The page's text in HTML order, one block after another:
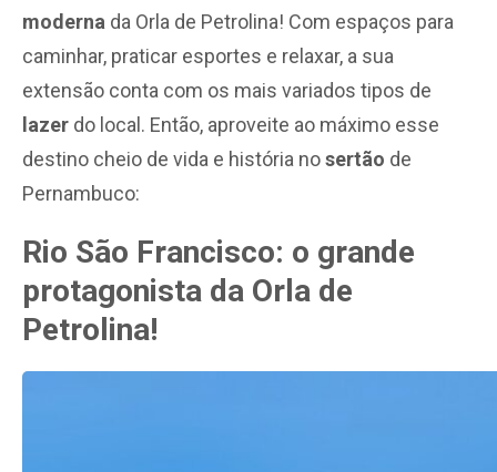
moderna da Orla de Petrolina! Com espaços para
caminhar, praticar esportes e relaxar, a sua
extensão conta com os mais variados tipos de
lazer do local. Então, aproveite ao máximo esse
destino cheio de vida e história nosertão de
Pernambuco:
Rio São Francisco: o grande
protagonista da Orla de
Petrolina!